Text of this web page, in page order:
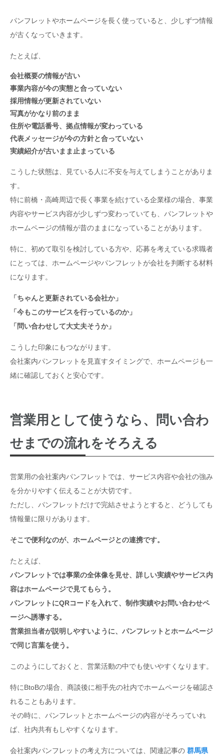
パンフレットやホームページを長く使っていると、少しずつ情報
が古くなっていきます。
たとえば、
会社概要の情報が古い
事業内容が今の実態と合っていない
採用情報が更新されていない
写真がかなり前のまま
住所や電話番号、拠点情報が変わっている
代表メッセージが今の方針と合っていない
実績紹介が古いまま止まっている
こうした状態は、見ている人に不安を与えてしまうことがありま
す。
特に前橋・高崎周辺で長く事業を続けている企業様の場合、事業
内容やサービス内容が少しずつ変わっていても、パンフレットや
ホームページの情報が昔のままになっていることがあります。
特に、初めて取引を検討している方や、応募を考えている求職者
にとっては、ホームページやパンフレットが会社を判断する材料
になります。
「ちゃんと更新されている会社か」
「今もこのサービスを行っているのか」
「問い合わせして大丈夫そうか」
こうした印象にもつながります。
会社案内パンフレットを見直すタイミングで、ホームページも一
緒に確認しておくと安心です。
営業用として使うなら、問い合わ
せまでの流れをそろえる
営業用の会社案内パンフレットでは、サービス内容や会社の強み
を分かりやすく伝えることが大切です。
ただし、パンフレットだけで完結させようとすると、どうしても
情報量に限りがあります。
そこで便利なのが、ホームページとの連携です。
たとえば、
パンフレットでは事業の全体像を見せ、詳しい実績やサービス内
容はホームページで見てもらう。
パンフレットにQRコードを入れて、制作実績やお問い合わせペ
ージへ誘導する。
営業担当者が説明しやすいように、パンフレットとホームページ
で同じ言葉を使う。
このようにしておくと、営業活動の中でも使いやすくなります。
特にBtoBの場合、商談後に相手先の社内でホームページを確認さ
れることもあります。
その時に、パンフレットとホームページの内容がそろっていれ
ば、社内共有もしやすくなります。
会社案内パンフレットの考え方については、関連記事の 群馬県